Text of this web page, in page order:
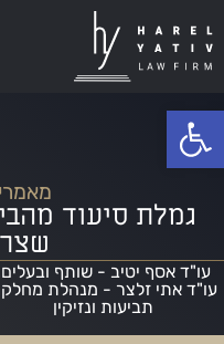
פתח סרגל נגישות
גמלת סיעוד
עו"ד אסף יטיב - שותף
עו"ד אתי זלצר - מנהלת
תביעות ונזיקין